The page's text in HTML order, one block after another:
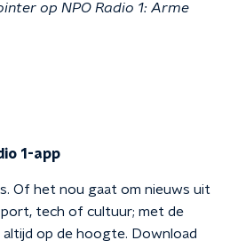
op NPO Radio 1: Arme
1-app
Of het nou gaat om nieuws uit
tech of cultuur; met de
altijd op de hoogte. Download